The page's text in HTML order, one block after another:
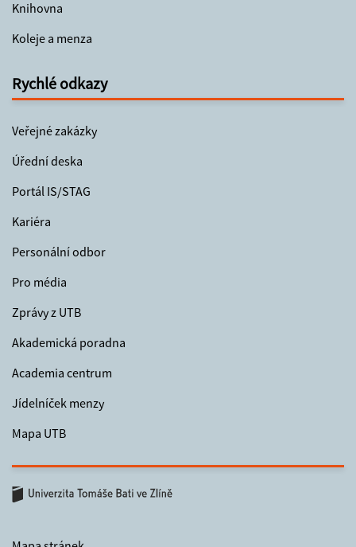
Knihovna
Koleje a menza
Rychlé odkazy
Veřejné zakázky
Úřední deska
Portál IS/STAG
Kariéra
Personální odbor
Pro média
Zprávy z UTB
Akademická poradna
Academia centrum
Jídelníček menzy
Mapa UTB